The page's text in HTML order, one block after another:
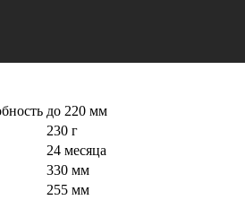
до 220 мм
230 г
24 месяца
330 мм
255 мм